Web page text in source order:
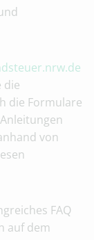
die
die Formulare
von
FAQ
auf dem